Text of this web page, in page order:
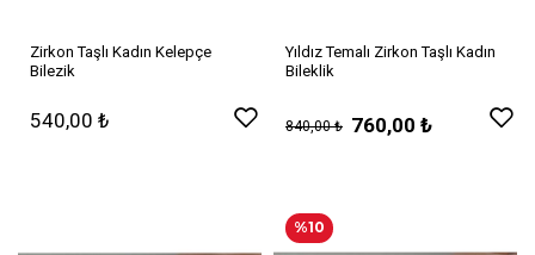
Zirkon Taşlı Kadın Kelepçe
Bilezik
540,00 ₺
Yıldız Temalı Zirkon Taşlı Kadın
Bileklik
840,00 ₺ 760,00 ₺
%10